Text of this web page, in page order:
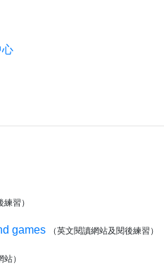
心
習）
games （英文閱讀網站及閱後練習）
）